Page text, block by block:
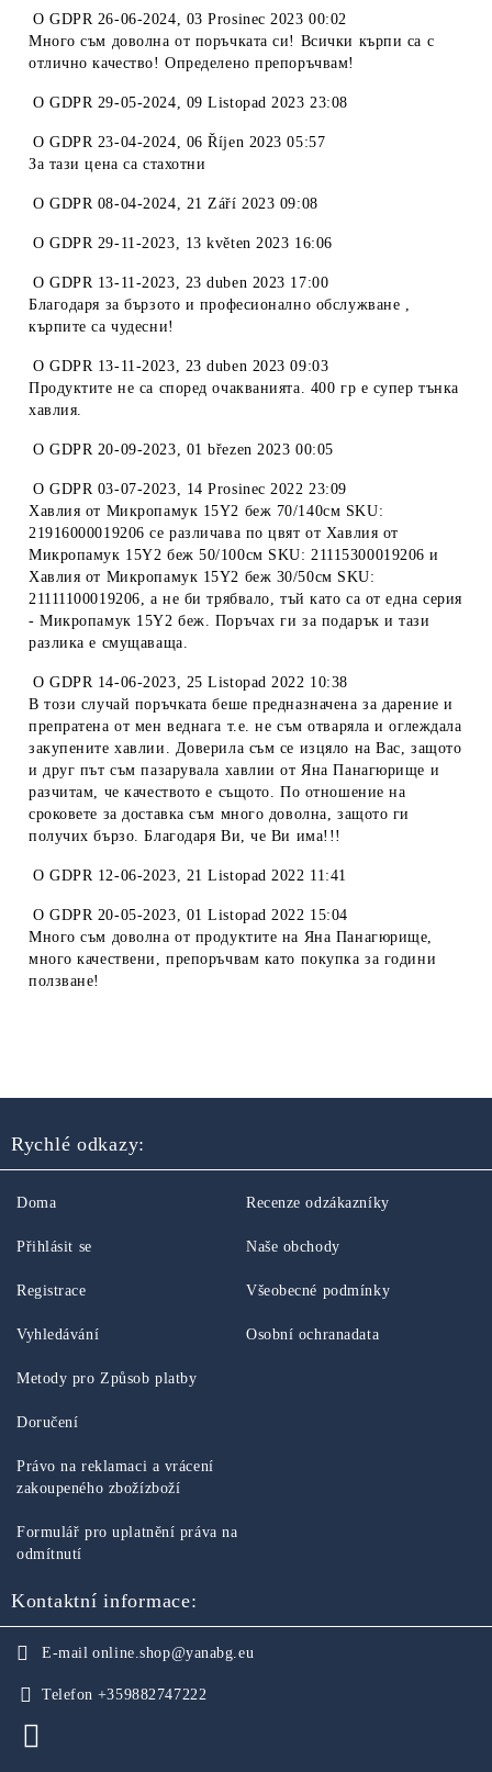
OGDPR 26-06-2024, 03 Prosinec 2023 00:02
Много съм доволна от поръчката си! Всички кърпи са с
отлично качество! Определено препоръчвам!
OGDPR 29-05-2024, 09 Listopad 2023 23:08
OGDPR 23-04-2024, 06 Říjen 2023 05:57
За тази цена са стахотни
OGDPR 08-04-2024, 21 Září 2023 09:08
OGDPR 29-11-2023, 13 květen 2023 16:06
OGDPR 13-11-2023, 23 duben 2023 17:00
Благодаря за бързото и професионално обслужване ,
кърпите са чудесни!
OGDPR 13-11-2023, 23 duben 2023 09:03
Продуктите не са според очакванията. 400 гр е супер тънка
хавлия.
OGDPR 20-09-2023, 01 březen 2023 00:05
OGDPR 03-07-2023, 14 Prosinec 2022 23:09
Хавлия от Микропамук 15Y2 беж 70/140см SKU:
21916000019206 се различава по цвят от Хавлия от
Микропамук 15Y2 беж 50/100см SKU: 21115300019206 и
Хавлия от Микропамук 15Y2 беж 30/50см SKU:
21111100019206, а не би трябвало, тъй като са от една серия
- Микропамук 15Y2 беж. Поръчах ги за подарък и тази
разлика е смущаваща.
OGDPR 14-06-2023, 25 Listopad 2022 10:38
В този случай поръчката беше предназначена за дарение и
препратена от мен веднага т.е. не съм отваряла и оглеждала
закупените хавлии. Доверила съм се изцяло на Вас, защото
и друг път съм пазарувала хавлии от Яна Панагюрище и
разчитам, че качеството е същото. По отношение на
сроковете за доставка съм много доволна, защото ги
получих бързо. Благодаря Ви, че Ви има!!!
OGDPR 12-06-2023, 21 Listopad 2022 11:41
OGDPR 20-05-2023, 01 Listopad 2022 15:04
Много съм доволна от продуктите на Яна Панагюрище,
много качествени, препоръчвам като покупка за години
ползване!
Rychlé odkazy:
Doma
Přihlásit se
Registrace
Vyhledávání
Recenze odzákazníky
Naše obchody
Všeobecné podmínky
Osobní ochranadata
Metody pro Způsob platby
Doručení
Právo na reklamaci a vrácení
zakoupeného zbožízboží
Formulář pro uplatnění práva na
odmítnutí
Kontaktní informace:
E-mail online.shop@yanabg.eu
Telefon +359882747222